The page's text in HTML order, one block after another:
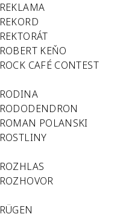
REKLAMA
REKORD
REKTORÁT
ROBERT KEŇO
ROCK CAFÉ CONTEST
RODINA
RODODENDRON
ROMAN POLANSKI
ROSTLINY
ROZHLAS
ROZHOVOR
RÜGEN